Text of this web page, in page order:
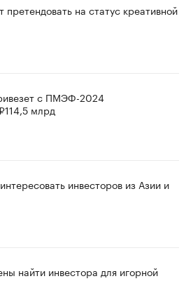
на статус креативной
с ПМЭФ-2024
млрд
инвесторов из Азии и
найти инвестора для игорной